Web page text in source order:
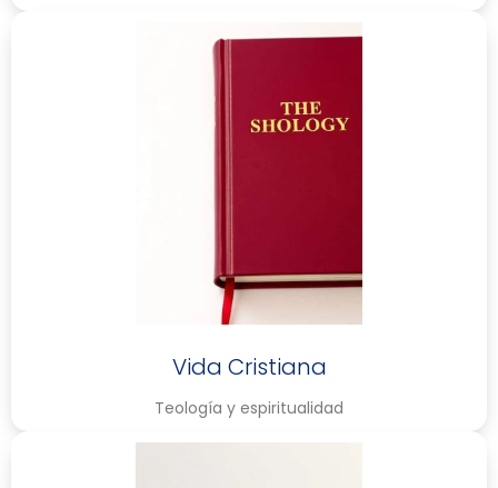
Vida Cristiana
Teología y espiritualidad